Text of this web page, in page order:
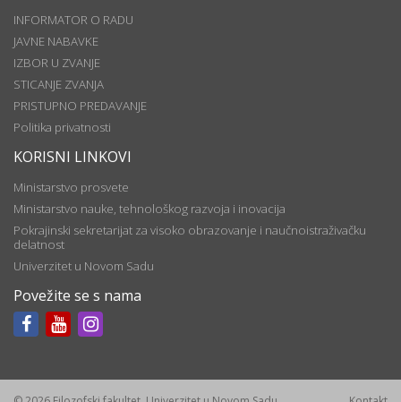
INFORMATOR O RADU
JAVNE NABAVKE
IZBOR U ZVANJE
STICANJE ZVANJA
PRISTUPNO PREDAVANJE
Politika privatnosti
KORISNI LINKOVI
Ministarstvo prosvete
Ministarstvo nauke, tehnološkog razvoja i inovacija
Pokrajinski sekretarijat za visoko obrazovanje i naučnoistraživačku
delatnost
Univerzitet u Novom Sadu
Povežite se s nama